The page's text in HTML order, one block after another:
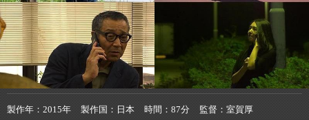
製作年 2015年 製作国 日本 時間 87分 監督
室賀厚